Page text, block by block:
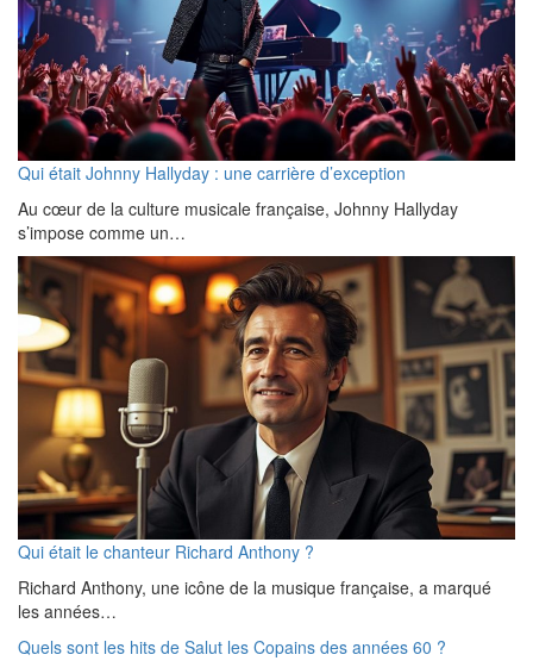
Qui était Johnny Hallyday : une carrière d’exception
Au cœur de la culture musicale française, Johnny Hallyday
s’impose comme un…
Qui était le chanteur Richard Anthony ?
Richard Anthony, une icône de la musique française, a marqué
les années…
Quels sont les hits de Salut les Copains des années 60 ?